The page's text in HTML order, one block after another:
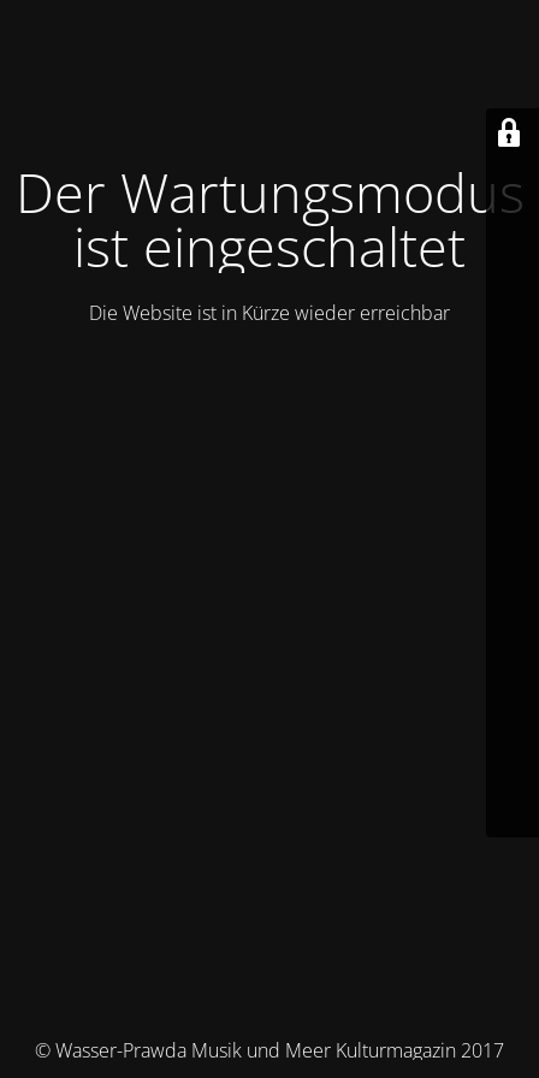
Der Wartungsmodus
ist eingeschaltet
Die Website ist in Kürze wieder erreichbar
© Wasser-Prawda Musik und Meer Kulturmagazin 2017